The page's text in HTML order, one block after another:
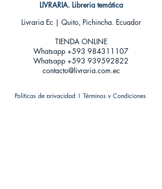
LIVRARIA. Libreria temática
Livraria Ec | Quito, Pichincha. Ecuador
TIENDA ONLINE​
Whatsapp +593 984311107
Whatsapp +593 939592822
contacto@livraria.com.ec
Políticas de privacidad | Términos y Condiciones